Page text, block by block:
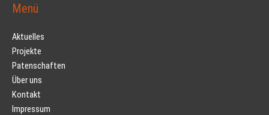
Menü
Aktuelles
Projekte
Patenschaften
Über uns
Kontakt
Impressum